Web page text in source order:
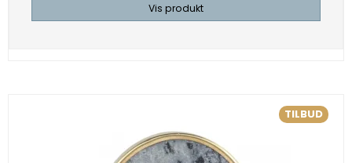
Vis produkt
TILBUD